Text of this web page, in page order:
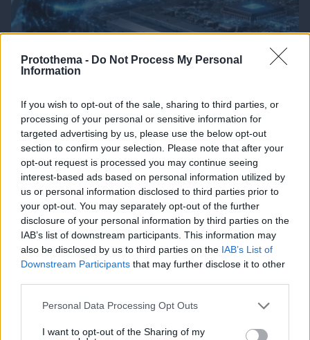
Protothema - Do Not Process My Personal
Information
If you wish to opt-out of the sale, sharing to third parties, or
processing of your personal or sensitive information for
targeted advertising by us, please use the below opt-out
section to confirm your selection. Please note that after your
opt-out request is processed you may continue seeing
interest-based ads based on personal information utilized by
us or personal information disclosed to third parties prior to
your opt-out. You may separately opt-out of the further
disclosure of your personal information by third parties on the
IAB’s list of downstream participants. This information may
also be disclosed by us to third parties on the IAB’s List of
Downstream Participants that may further disclose it to other
Please note that this website/app uses one or more Google
not limited to your visit or usage behaviour. You may click to
Personal Data Processing Opt Outs
I want to opt-out of the Sharing of my
Αγαθονήσι: Δωρεάν αντικατάσταση των παλιών
αυτοκινήτων με ηλεκτρικά
06.08.2026, 10:07